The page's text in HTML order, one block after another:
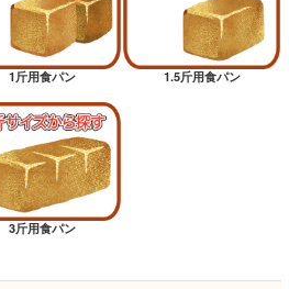
1斤用食パン 1.5斤用食パン
3斤用食パン